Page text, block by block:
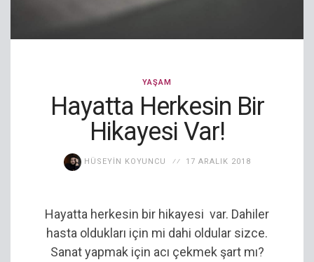
YAŞAM
Hayatta Herkesin Bir
Hikayesi Var!
HÜSEYIN KOYUNCU 17 ARALIK 2018
Hayatta herkesin bir hikayesi var. Dahiler
hasta oldukları için mi dahi oldular sizce.
Sanat yapmak için acı çekmek şart mı?